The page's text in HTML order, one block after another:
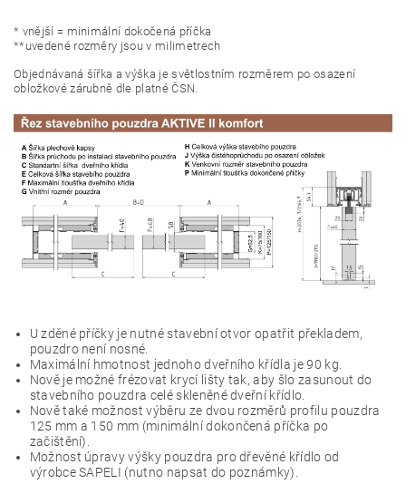
* vnější = minimální dokočená příčka
**uvedené rozměry jsou v milimetrech
Objednávaná šířka a výška je světlostním rozměrem po osazení
obložkové zárubně dle platné ČSN.
U zděné příčky je nutné stavební otvor opatřit překladem,
pouzdro není nosné.
Maximální hmotnost jednoho dveřního křídla je 90 kg.
Nově je možné frézovat krycí lišty tak, aby šlo zasunout do
stavebního pouzdra celé skleněné dveřní křídlo.
Nově také možnost výběru ze dvou rozměrů profilu pouzdra
125 mm a 150 mm (minimální dokončená příčka po
začištění).
Možnost úpravy výšky pouzdra pro dřevěné křídlo od
výrobce SAPELI (nutno napsat do poznámky).